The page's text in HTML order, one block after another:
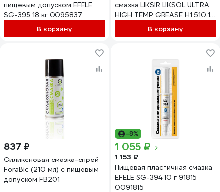
пищевым допуском EFELE
SG-395 18 кг 0095837
В корзину
смазка LIKSIR LIKSOL ULTRA
HIGH TEMP GREASE H1 510.1 с
пищевым допуском (0,8кг)
В корзину
837 ₽
Силиконовая смазка-спрей
ForaBio (210 мл) с пищевым
допуском FB201
-8%
1 055 ₽
1 153 ₽
Пищевая пластичная смазка
EFELE SG-394 10 г 91815
0091815